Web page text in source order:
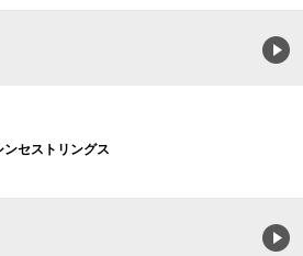
セストリングス